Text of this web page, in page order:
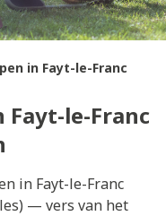
in Fayt-le-Franc
Fayt-le-Franc
in Fayt-le-Franc
— vers van het